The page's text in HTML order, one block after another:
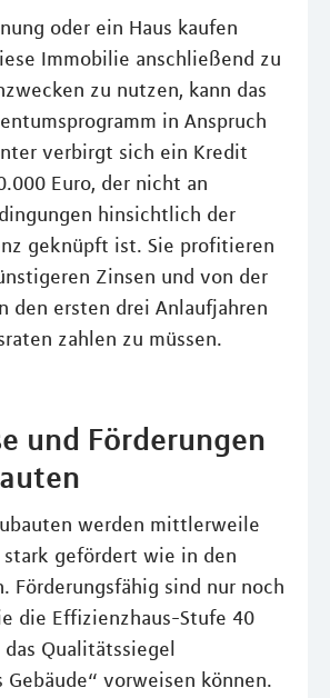
oder ein Haus kaufen
Immobilie anschließend zu
zu nutzen, kann das
in Anspruch
verbirgt sich ein Kredit
Euro, der nicht an
hinsichtlich der
geknüpft ist. Sie profitieren
Zinsen und von der
den ersten drei Anlaufjahren
zahlen zu müssen.
und Förderungen
werden mittlerweile
gefördert wie in den
Förderungsfähig sind nur noch
die Effizienzhaus-Stufe 40
Qualitätssiegel
Gebäude“ vorweisen können.